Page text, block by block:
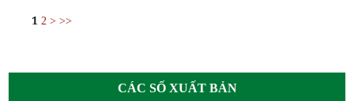
1 2 > >>
CÁC SỐ XUẤT BẢN